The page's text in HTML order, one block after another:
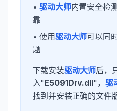
• 驱动大师内置安全检
靠
• 使用驱动大师可以同
题
下载安装驱动大师后，
入"E5091Drv.dll"， 驱
找到并安装正确的文件